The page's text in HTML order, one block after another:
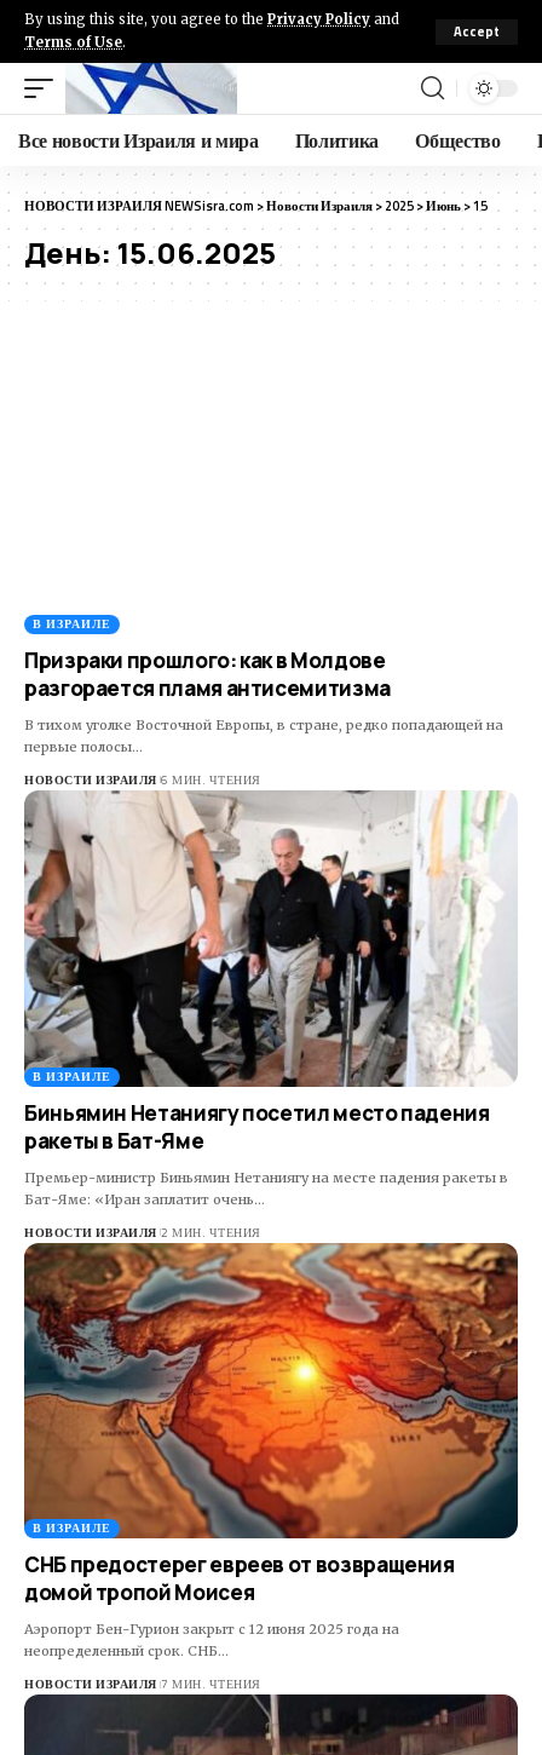
By using this site, you agree to the Privacy Policy and
Terms of Use.
Accept
Все новости Израиля и мира Политика Общество
НОВОСТИ ИЗРАИЛЯ NEWSisra.com >Новости Израиля>2025>Июнь>15
День:15.06.2025
В ИЗРАИЛЕ
Призраки прошлого: как в Молдове
разгорается пламя антисемитизма
В тихом уголке Восточной Европы, в стране, редко попадающей на
первые полосы…
НОВОСТИ ИЗРАИЛЯ 6 МИН. ЧТЕНИЯ
В ИЗРАИЛЕ
Биньямин Нетаниягу посетил место падения
ракеты в Бат-Яме
Премьер-министр Биньямин Нетаниягу на месте падения ракеты в
Бат-Яме: «Иран заплатит очень…
НОВОСТИ ИЗРАИЛЯ 2 МИН. ЧТЕНИЯ
В ИЗРАИЛЕ
СНБ предостерег евреев от возвращения
домой тропой Моисея
Аэропорт Бен-Гурион закрыт с 12 июня 2025 года на
неопределенный срок. СНБ…
НОВОСТИ ИЗРАИЛЯ 7 МИН. ЧТЕНИЯ